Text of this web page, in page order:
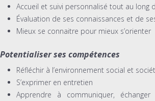
Accueil et suivi personnalisé tout au long
Évaluation de ses connaissances et de
Mieux se connaitre pour mieux s’orienter
Potentialiser ses compétences
Réfléchir à l’environnement social et
S’exprimer en entretien
Apprendre à communiquer,